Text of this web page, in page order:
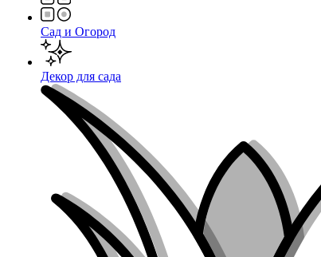
Сад и Огород
Декор для сада